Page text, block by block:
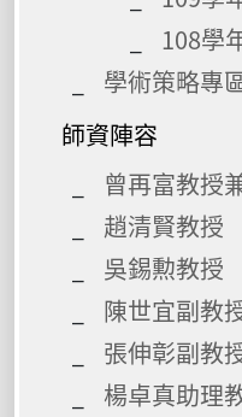
108學
學術策略專
師資陣容
曾再富教授
趙清賢教授
吳錫勲教授
陳世宜副教
張伸彰副教
楊卓真助理